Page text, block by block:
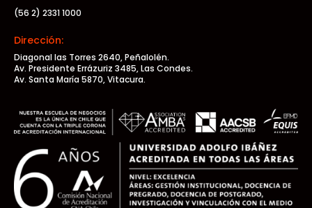
(56 2) 2331 1000
Dirección:
Diagonal las Torres 2640, Peñalolén.
Av. Presidente Errázuriz 3485, Las Condes.
Av. Santa María 5870, Vitacura.